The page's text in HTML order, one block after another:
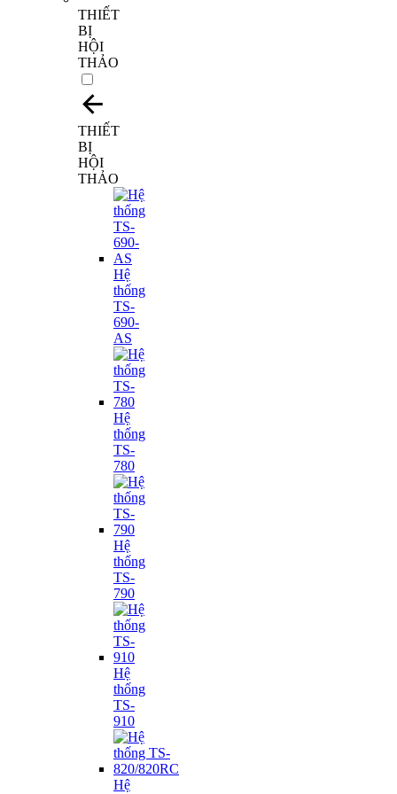
THIẾT
BỊ
HỘI
THẢO
THIẾT
BỊ
HỘI
THẢO
Hệ
thống
TS-
690-
AS
Hệ
thống
TS-
780
Hệ
thống
TS-
790
Hệ
thống
TS-
910
Hệ